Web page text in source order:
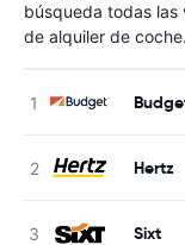
búsqueda todas las
de alquiler de coche.
Hertz
Sixt